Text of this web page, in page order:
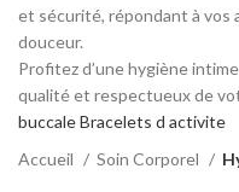
et sécurité, répondant à vos
douceur.
Profitez d’une hygiène
qualité et respectueux de
buccaleBracelets d activite
Accueil
Soin Corporel